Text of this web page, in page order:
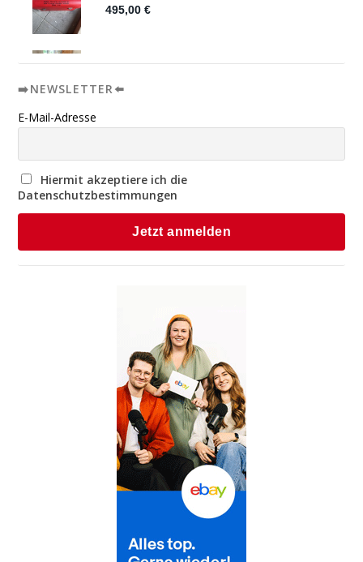
➡️NEWSLETTER⬅️
E-Mail-Adresse
Hiermit akzeptiere ich die
Datenschutzbestimmungen